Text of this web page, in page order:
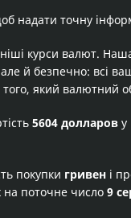
надати точну
курси валют.
й безпечно: всі
який
5604 долларов у
покупки гривен і
поточне число 9